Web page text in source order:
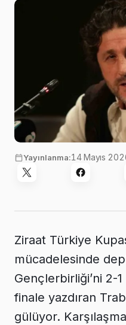
Yayınlanma:14 Mayıs
Ziraat Türkiye
mücadelesinde
Gençlerbirliği’ni 2-
finale yazdıran
gülüyor.